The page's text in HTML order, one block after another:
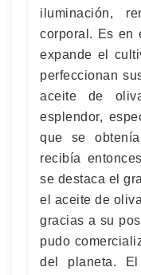
iluminación,
corporal. Es en
expande el
perfeccionan
aceite de
esplendor,
que se
recibía
se destaca el
el aceite de
gracias a su
pudo
del planeta.